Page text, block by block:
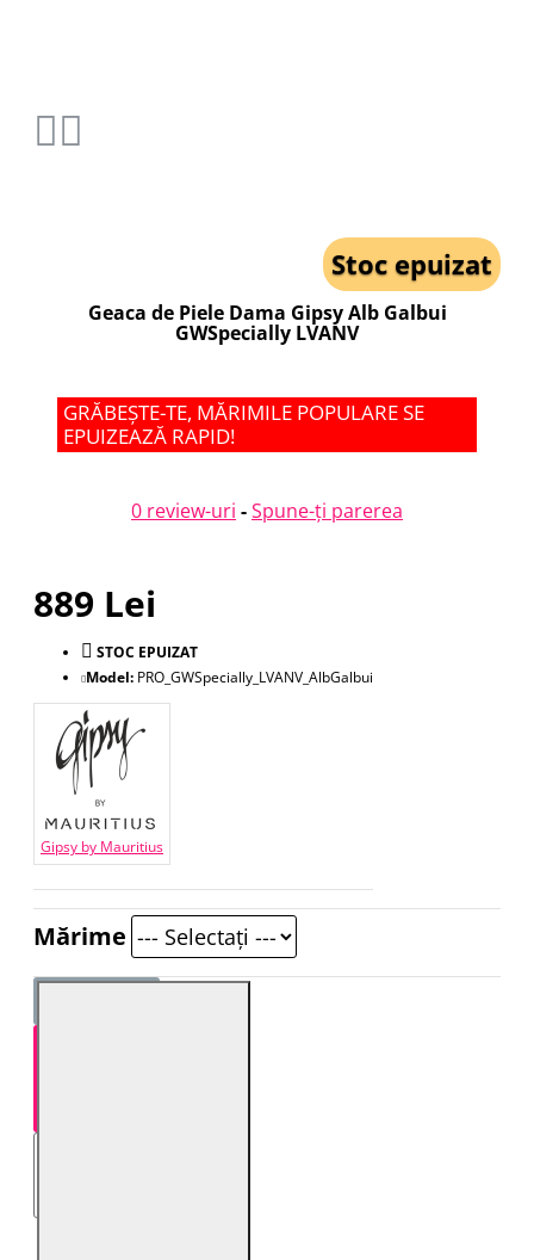
Stoc epuizat
Geaca de Piele Dama Gipsy Alb Galbui
GWSpecially LVANV
GRĂBEȘTE-TE, MĂRIMILE POPULARE SE
EPUIZEAZĂ RAPID!
0 review-uri -Spune-ţi parerea
889 Lei
STOC EPUIZAT
Model: PRO_GWSpecially_LVANV_AlbGalbui
Gipsy by Mauritius
Mărime